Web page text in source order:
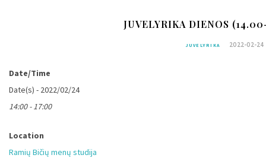
JUVELYRIKA DIENOS
JUVELYRIKA 2022-02-24
Date/Time
Date(s) - 2022/02/24
14:00 - 17:00
Location
Ramių Bičių menų studija